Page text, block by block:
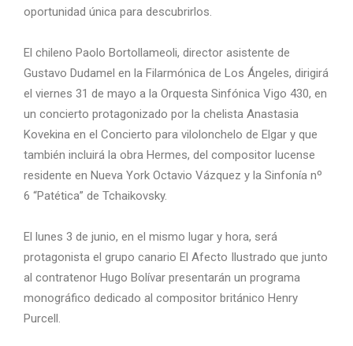
oportunidad única para descubrirlos.
El chileno Paolo Bortollameoli, director asistente de
Gustavo Dudamel en la Filarmónica de Los Ángeles, dirigirá
el viernes 31 de mayo a la Orquesta Sinfónica Vigo 430, en
un concierto protagonizado por la chelista Anastasia
Kovekina en el Concierto para vilolonchelo de Elgar y que
también incluirá la obra Hermes, del compositor lucense
residente en Nueva York Octavio Vázquez y la Sinfonía nº
6 “Patética” de Tchaikovsky.
El lunes 3 de junio, en el mismo lugar y hora, será
protagonista el grupo canario El Afecto Ilustrado que junto
al contratenor Hugo Bolívar presentarán un programa
monográfico dedicado al compositor británico Henry
Purcell.